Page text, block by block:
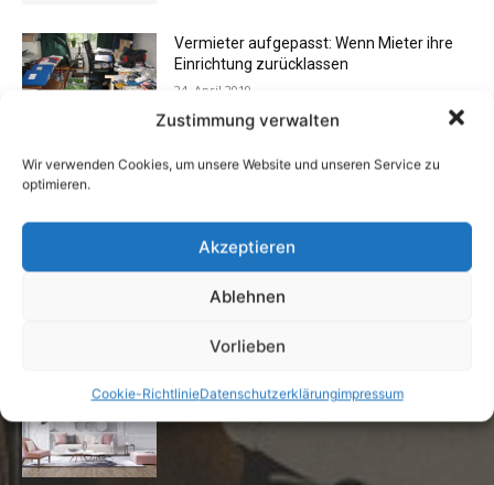
Zustimmung verwalten
Wir verwenden Cookies, um unsere Website und unseren Service zu
optimieren.
Akzeptieren
Ablehnen
Vorlieben
Cookie-RichtlinieDatenschutzerklärungimpressum
Vermieter aufgepasst: Wenn Mieter ihre
Einrichtung zurücklassen
24. April 2019
Buchtipp: «Oliven»
Die Redaktion empfiehlt
Fototapeten: Neuer Look fürs